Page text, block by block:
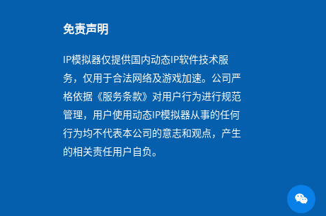
免责声明
IP模拟器仅提供国内动态IP软件技术服
务，仅用于合法网络及游戏加速。公司严
格依据《服务条款》对用户行为进行规范
管理，用户使用动态IP模拟器从事的任何
行为均不代表本公司的意志和观点，产生
的相关责任用户自负。